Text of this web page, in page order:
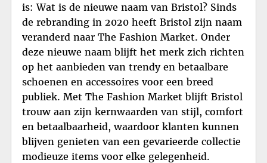
is: Wat is de nieuwe naam van Bristol? Sinds
de rebranding in 2020 heeft Bristol zijn naam
veranderd naar The Fashion Market. Onder
deze nieuwe naam blijft het merk zich richten
op het aanbieden van trendy en betaalbare
schoenen en accessoires voor een breed
publiek. Met The Fashion Market blijft Bristol
trouw aan zijn kernwaarden van stijl, comfort
en betaalbaarheid, waardoor klanten kunnen
blijven genieten van een gevarieerde collectie
modieuze items voor elke gelegenheid.